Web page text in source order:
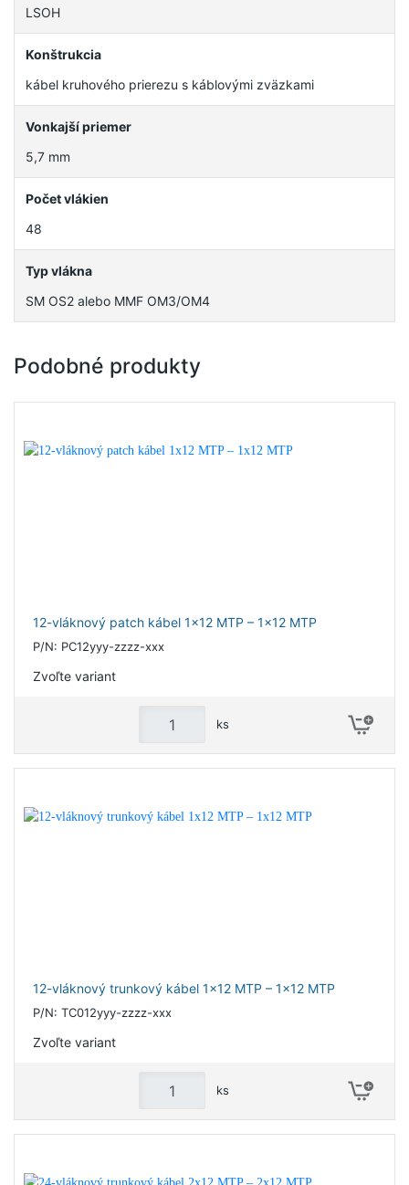
LSOH
Konštrukcia
kábel kruhového prierezu s káblovými zväzkami
Vonkajší priemer
5,7 mm
Počet vlákien
48
Typ vlákna
SM OS2 alebo MMF OM3/OM4
Podobné produkty
12-vláknový patch kábel 1x12 MTP – 1x12 MTP
P/N: PC12yyy-zzzz-xxx
Zvoľte variant
ks
12-vláknový trunkový kábel 1x12 MTP – 1x12 MTP
P/N: TC012yyy-zzzz-xxx
Zvoľte variant
ks